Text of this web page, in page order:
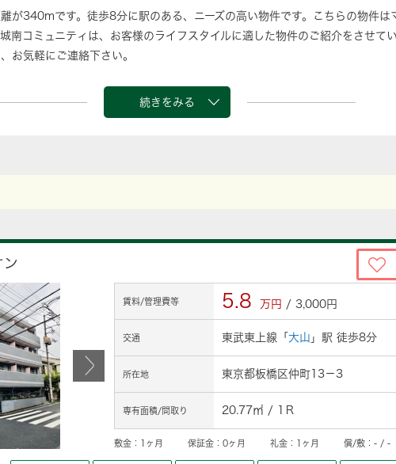
が340mです。徒歩8分に駅のある、ニーズの高い物件です。こちらの物件は
コミュニティは、お客様のライフスタイルに適した物件のご紹介をさせて
お気軽にご連絡下さい。
続きをみる
ン
賃料/管理費等 5.8 万円 / 3,000円
交通 東武東上線「 大山 」駅 徒歩8分
所在地 東京都板橋区仲町13－3
専有面積/間取り 20.77㎡ / 1Ｒ
敷金： 1ヶ月 保証金： 0ヶ月 礼金： 1ヶ月 償/敷： - / -